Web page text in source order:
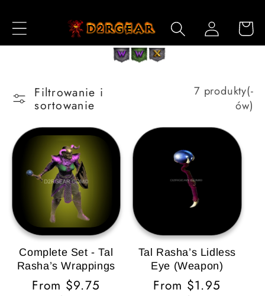
treści
Zaloguj
się
Koszyk
Filtrowanie i
sortowanie
7 produkty(-
ów)
Complete Set - Tal
Rasha’s Wrappings
Cena
From $9.75
Tal Rasha’s Lidless
Eye (Weapon)
Cena
From $1.95